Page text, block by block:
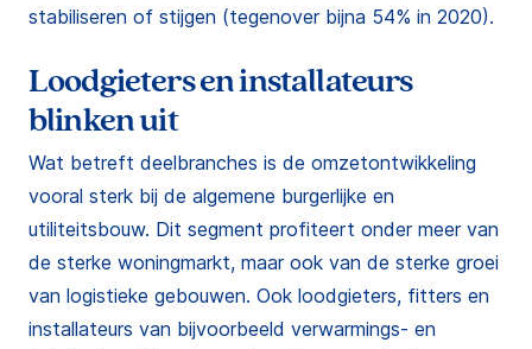
stabiliseren of stijgen (tegenover bijna 54% in 2020).
Loodgieters en installateurs
blinken uit
Wat betreft deelbranches is de omzetontwikkeling
vooral sterk bij de algemene burgerlijke en
utiliteitsbouw. Dit segment profiteert onder meer van
de sterke woningmarkt, maar ook van de sterke groei
van logistieke gebouwen. Ook loodgieters, fitters en
installateurs van bijvoorbeeld verwarmings- en